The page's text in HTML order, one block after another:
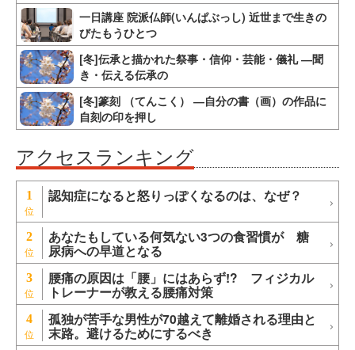
一日講座 院派仏師(いんぱぶっし) 近世まで生きの
びたもうひとつ
[冬]伝承と描かれた祭事・信仰・芸能・儀礼 ―聞
き・伝える伝承の
[冬]篆刻 （てんこく） ―自分の書（画）の作品に
自刻の印を押し
アクセスランキング
1 認知症になると怒りっぽくなるのは、なぜ？
2 あなたもしている何気ない3つの食習慣が 糖
尿病への早道となる
3 腰痛の原因は「腰」にはあらず!? フィジカル
トレーナーが教える腰痛対策
4 孤独が苦手な男性が70越えて離婚される理由と
末路。避けるためにするべき